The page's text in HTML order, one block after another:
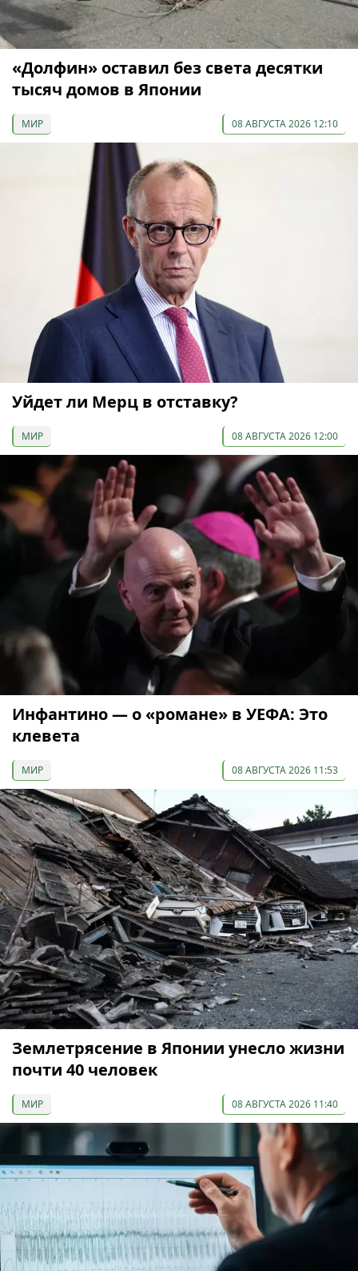
«Долфин» оставил без света десятки
тысяч домов в Японии
МИР 08 АВГУСТА 2026 12:10
Уйдет ли Мерц в отставку?
МИР 08 АВГУСТА 2026 12:00
Инфантино — о «романе» в УЕФА: Это
клевета
МИР 08 АВГУСТА 2026 11:53
Землетрясение в Японии унесло жизни
почти 40 человек
МИР 08 АВГУСТА 2026 11:40